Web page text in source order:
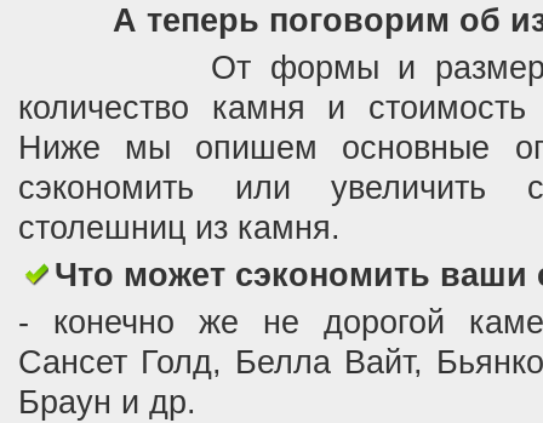
А теперь поговорим об
От формы и размеров
количество камня и
Ниже мы опишем основные
сэкономить или увеличить
столешниц из камня.
Что может сэкономить ваши
- конечно же не дорогой
Сансет Голд, Белла Вайт,
Браун и др.